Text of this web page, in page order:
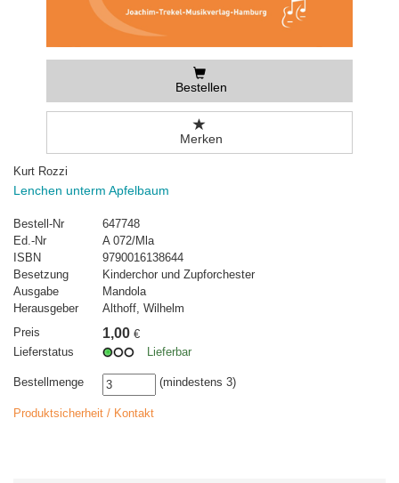
Bestellen
Merken
Kurt Rozzi
Lenchen unterm Apfelbaum
Bestell-Nr
647748
Ed.-Nr
A 072/Mla
ISBN
9790016138644
Besetzung
Kinderchor und Zupforchester
Ausgabe
Mandola
Herausgeber
Althoff, Wilhelm
Preis
1,00 €
Lieferstatus
Lieferbar
Bestellmenge (mindestens 3)
Produktsicherheit / Kontakt